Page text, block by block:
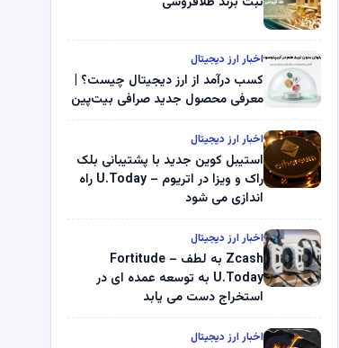
اخبار ارز دیجیتال
کسب درآمد از ارز دیجیتال چیست؟ |
معرفی محصول جدید صرافی بیت‌پین
اخبار ارز دیجیتال
استیبل کوین جدید با پشتیبانی بلک
راک و ویزا در اتریوم – U.Today راه
اندازی می شود
اخبار ارز دیجیتال
Zcash به لطف Fortitude –
U.Today به توسعه عمده ای در
استخراج دست می یابد
اخبار ارز دیجیتال